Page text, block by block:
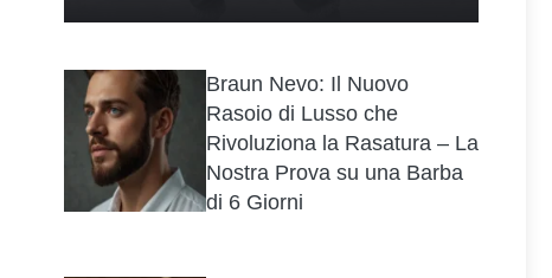
Braun Nevo: Il Nuovo
Rasoio di Lusso che
Rivoluziona la Rasatura – La
Nostra Prova su una Barba
di 6 Giorni